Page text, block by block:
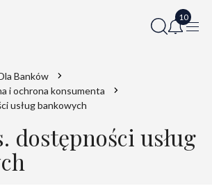
Banków
i ochrona konsumenta
usług bankowych
dostępności usług